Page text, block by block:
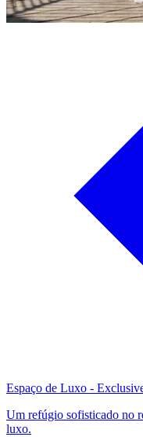
Espaço de Luxo -
Um refúgio sofisticado no
luxo.